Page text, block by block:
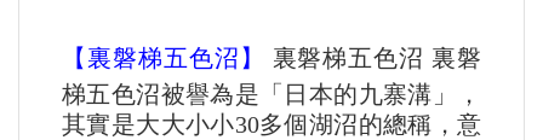
【 裏磐梯五色沼 】
裏磐梯五色沼 裏磐
梯五色沼被譽為是「日本的九寨溝」，
其實是大大小小30多個湖沼的總稱，意